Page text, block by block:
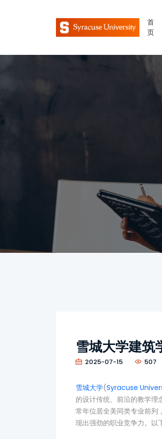
首
页
雪城大学建筑
2025-07-15 507
雪城大学(Syracuse
的设计传统、前沿的教学理
常年位居全美同类专业前列
现出强劲的职业竞争力。以